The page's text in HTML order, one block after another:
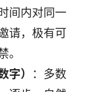
间内对同一
请，极有可
。
字）
：多数